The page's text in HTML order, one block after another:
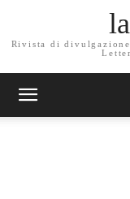
Rivista di